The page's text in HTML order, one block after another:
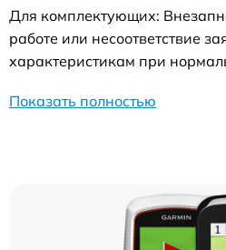
Для комплектующих:
работе или несоответствие
характеристикам при
Показать полностью